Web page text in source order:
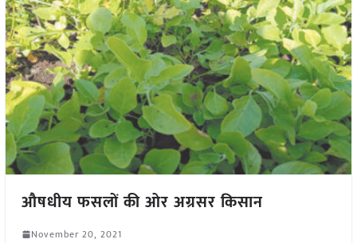
औषधीय फसलों की ओर अग्रसर किसान
November 20, 2021